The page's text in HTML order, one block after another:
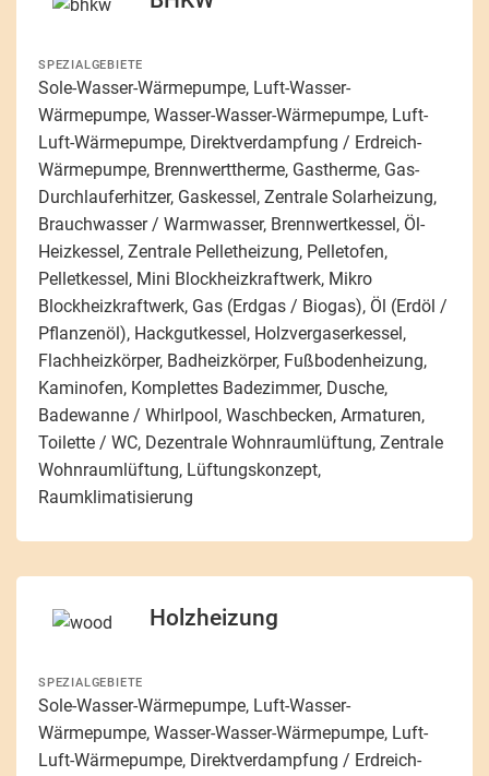
SPEZIALGEBIETE
Sole-Wasser-Wärmepumpe, Luft-Wasser-
Wärmepumpe, Wasser-Wasser-Wärmepumpe, Luft-
Luft-Wärmepumpe, Direktverdampfung / Erdreich-
Wärmepumpe, Brennwerttherme, Gastherme, Gas-
Durchlauferhitzer, Gaskessel, Zentrale Solarheizung,
Brauchwasser / Warmwasser, Brennwertkessel, Öl-
Heizkessel, Zentrale Pelletheizung, Pelletofen,
Pelletkessel, Mini Blockheizkraftwerk, Mikro
Blockheizkraftwerk, Gas (Erdgas / Biogas), Öl (Erdöl /
Pflanzenöl), Hackgutkessel, Holzvergaserkessel,
Flachheizkörper, Badheizkörper, Fußbodenheizung,
Kaminofen, Komplettes Badezimmer, Dusche,
Badewanne / Whirlpool, Waschbecken, Armaturen,
Toilette / WC, Dezentrale Wohnraumlüftung, Zentrale
Wohnraumlüftung, Lüftungskonzept,
Raumklimatisierung
Holzheizung
SPEZIALGEBIETE
Sole-Wasser-Wärmepumpe, Luft-Wasser-
Wärmepumpe, Wasser-Wasser-Wärmepumpe, Luft-
Luft-Wärmepumpe, Direktverdampfung / Erdreich-